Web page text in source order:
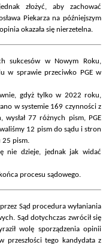
złożyć, aby zachować
Piekarza na późniejszym
okazała się nierzetelna.
sukcesów w Nowym Roku,
w sprawie przeciwko PGE w
gdyż tylko w 2022 roku,
w systemie 169 czynności z
wysłał 77 różnych pism, PGE
12 pism do sądu i stron
25 pism.
nie dzieje, jednak jak widać
procesu sądowego.
Sąd procedura wyłaniania
Sąd dotychczas zwrócił się
wolę sporządzenia opinii
przeszłości tego kandydata z